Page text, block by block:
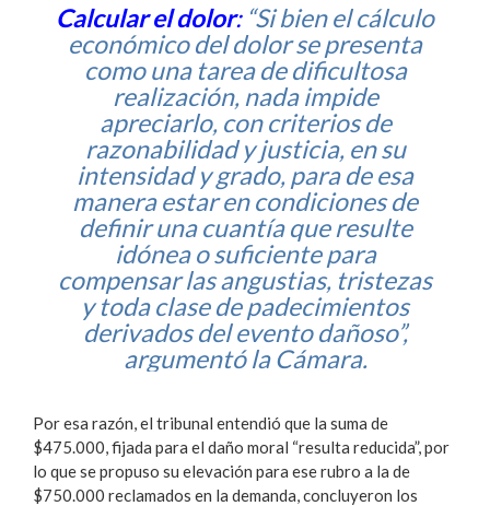
Calcular el dolor:“Si bien el cálculo
económico del dolor se presenta
como una tarea de dificultosa
realización, nada impide
apreciarlo, con criterios de
razonabilidad y justicia, en su
intensidad y grado, para de esa
manera estar en condiciones de
definir una cuantía que resulte
idónea o suficiente para
compensar las angustias, tristezas
y toda clase de padecimientos
derivados del evento dañoso”,
argumentó la Cámara.
Por esa razón, el tribunal entendió que la suma de
$475.000, fijada para el daño moral “resulta reducida”, por
lo que se propuso su elevación para ese rubro a la de
$750.000 reclamados en la demanda, concluyeron los